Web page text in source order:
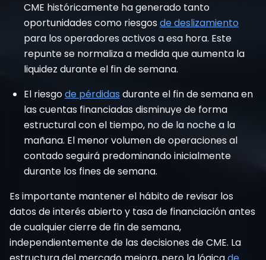
CME históricamente ha generado tanto
oportunidades como riesgos de deslizamiento
para los operadores activos a esa hora. Este
repunte se normaliza a medida que aumenta la
liquidez durante el fin de semana.
El riesgode pérdidasdurante el fin de semanaen
las cuentas financiadas disminuye de forma
estructural con el tiempo, no de la noche a la
mañana. El menor volumen de operaciones al
contado seguirá predominando inicialmente
durante los fines de semana.
Es importante mantener el hábito de revisar los
datos de interés abierto y tasa de financiación antes
de cualquier cierre de fin de semana,
independientemente de las decisiones de CME. La